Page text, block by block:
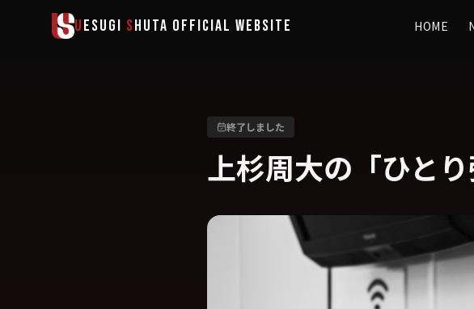
メインコンテンツへスキップ
UESUGI SHUTA OFFICIAL WEBSITE HOME
終了しました
上杉周大の「ひと